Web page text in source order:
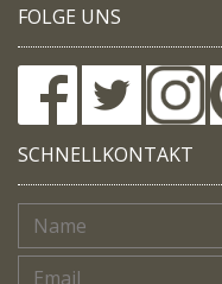
FOLGE UNS
SCHNELLKONTAKT